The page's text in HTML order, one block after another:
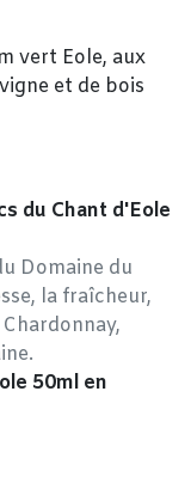
vert Eole, aux
et de bois
du Chant d'Eole
Domaine du
la fraîcheur,
50ml en